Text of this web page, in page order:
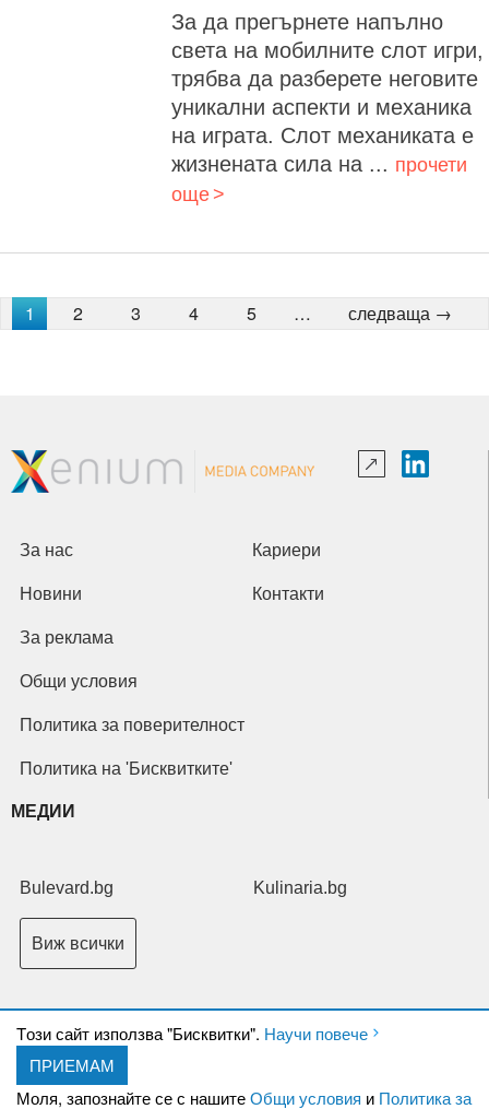
За да прегърнете напълно
света на мобилните слот игри,
трябва да разберете неговите
уникални аспекти и механика
на играта. Слот механиката е
жизнената сила на ... прочети
още
1 2 3 4 5 … следваща →
Tози сайт използва "Бисквитки". Научи повече
ПРИЕМАМ
Моля, запознайте се с нашитеОбщи условия и Политика за
За нас Кариери
Новини Контакти
За реклама
Общи условия
Политика за поверителност
Политика на 'Бисквитките'
МЕДИИ
Bulevard.bg Kulinaria.bg
Виж всички
Copyright © 2026 Ксениум ООД. Всички права запазени.